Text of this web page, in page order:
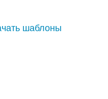
шаблоны